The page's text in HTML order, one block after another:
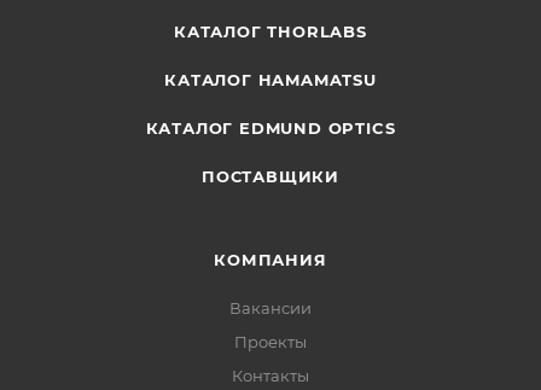
КАТАЛОГ THORLABS
КАТАЛОГ HAMAMATSU
КАТАЛОГ EDMUND OPTICS
ПОСТАВЩИКИ
КОМПАНИЯ
Вакансии
Проекты
Контакты